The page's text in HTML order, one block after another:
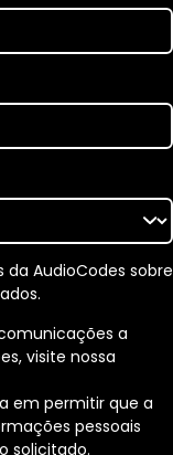
AudioCodes sobre
a
visite nossa
em permitir que a
pessoais
solicitado.